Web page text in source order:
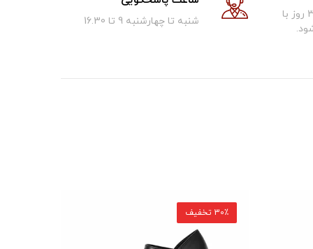
کالای فروخته شده تا 30 روز با
شنبه تا چهارشنبه 9 تا 16.30
30٪ تخفیف